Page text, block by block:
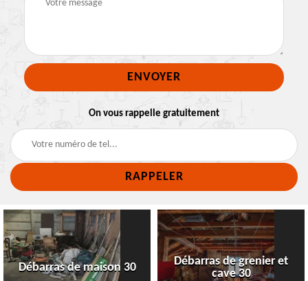
On vous rappelle gratuitement
Débarras de maison 30
Débarras de grenier et
cave 30